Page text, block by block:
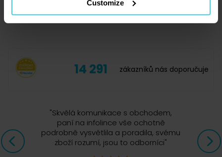
Customize
14 291 zákazníků nás doporučuje
"Skvělá komunikace s obchodem,
paní na infolince vše ochotně
podrobně vysvětlila a poradila, svému
zboží rozumí, jsou to odborníci"